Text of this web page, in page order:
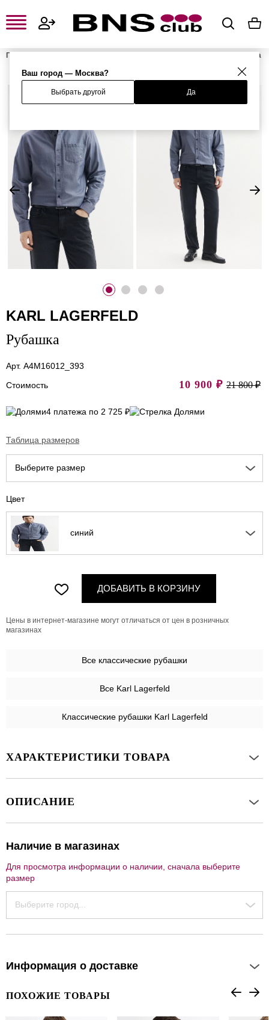
Ваш город — Москва?
Выбрать другой Да
Главная
Мужская одежда
%
KARL LAGERFELD
Рубашка
Арт. A4M16012_393
Стоимость
10 900 ₽ 21 800 ₽
4 платежа по 2 725 ₽
Таблица размеров
Выберите размер
Цвет
синий
ДОБАВИТЬ В КОРЗИНУ
Цены в интернет-магазине могут отличаться от цен в розничных
магазинах
Все классические рубашки
Все Karl Lagerfeld
Классические рубашки Karl Lagerfeld
ХАРАКТЕРИСТИКИ ТОВАРА
ОПИСАНИЕ
Наличие в магазинах
Для просмотра информации о наличии, сначала выберите
размер
Выберите город...
Информация о доставке
ПОХОЖИЕ ТОВАРЫ